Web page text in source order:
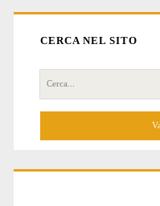
CERCA NEL SITO
Cerca
per: